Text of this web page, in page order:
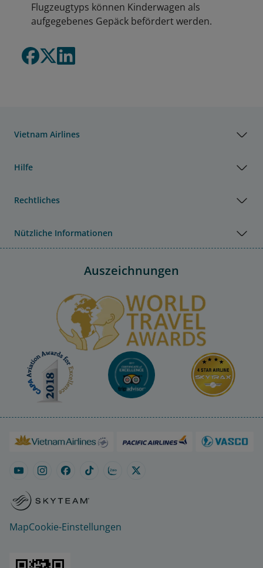
Flugzeugtyps können Kinderwagen als
aufgegebenes Gepäck befördert werden.
Vietnam Airlines
Hilfe
Rechtliches
Nützliche Informationen
Auszeichnungen
MapCookie-Einstellungen